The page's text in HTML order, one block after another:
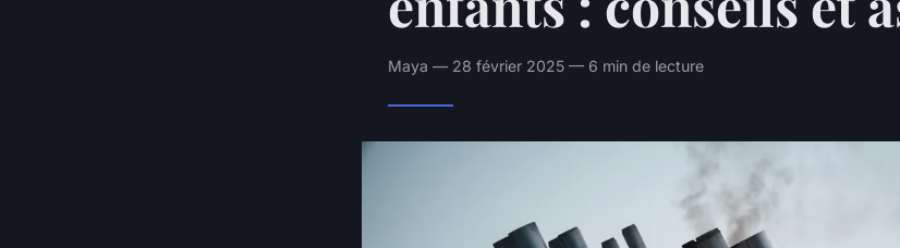
Maya — 28 février 2025 — 6 min de lecture